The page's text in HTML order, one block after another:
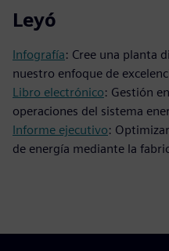
Leyó
Infografía: Cree una planta
nuestro enfoque de
Libro electrónico: Gestión
operaciones del sistema
Informe ejecutivo:
de energía mediante la